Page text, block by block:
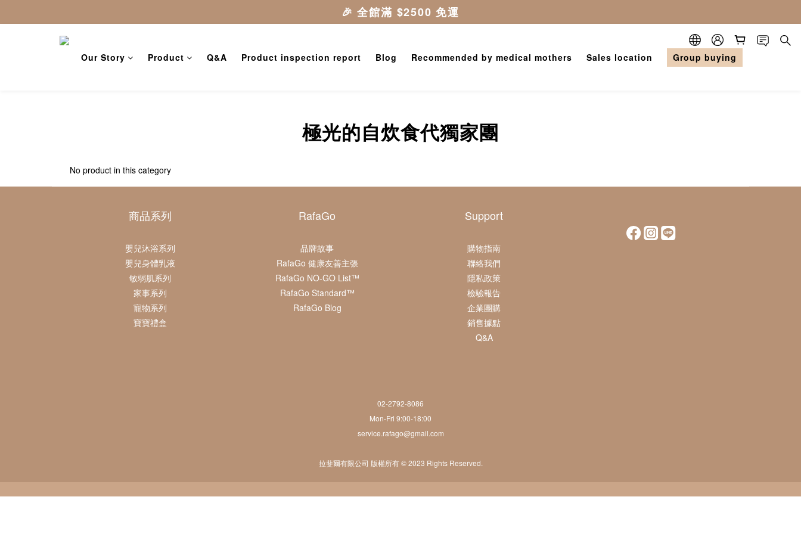
Our Story Product Q&A Product inspection report Blog Recommended by medical mothers Sales location Group buying
極光的自炊食代獨家團
No product in this category
商品系列
嬰兒沐浴系列
嬰兒身體乳液
敏弱肌系列
家事系列
寵物系列
寶寶禮盒
RafaGo
品牌故事
RafaGo 健康友善主張
RafaGo NO-GO List™
RafaGo Standard™
RafaGo Blog
Support
購物指南
聯絡我們
隱私政策
檢驗報告
企業團購
銷售據點
Q&A
02-2792-8086
Mon-Fri 9:00-18:00
service.rafago@gmail.com
拉斐爾有限公司 版權所有 © 2023 Rights Reserved.